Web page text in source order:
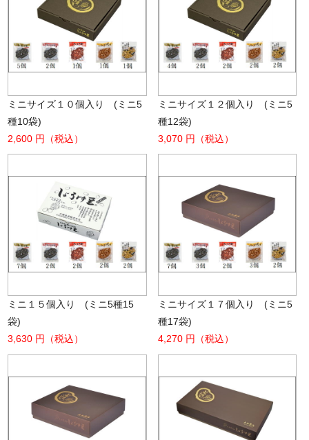
ミニサイズ１０個入り (ミニ5
種10袋)
2,600 円（税込）
ミニサイズ１２個入り (ミニ5
種12袋)
3,070 円（税込）
ミニ１５個入り (ミニ5種15
袋)
3,630 円（税込）
ミニサイズ１７個入り (ミニ5
種17袋)
4,270 円（税込）